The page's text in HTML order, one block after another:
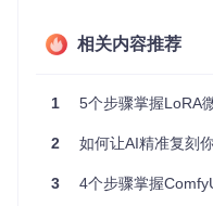
2.1 什么是LoRA技术？
结预训练模型大部分参数
训练速度快：相同数据
相关内容推荐
1 5个步骤掌握LoRA微
2 如何让AI精准复刻你
3 4个步骤掌握ComfyUI模